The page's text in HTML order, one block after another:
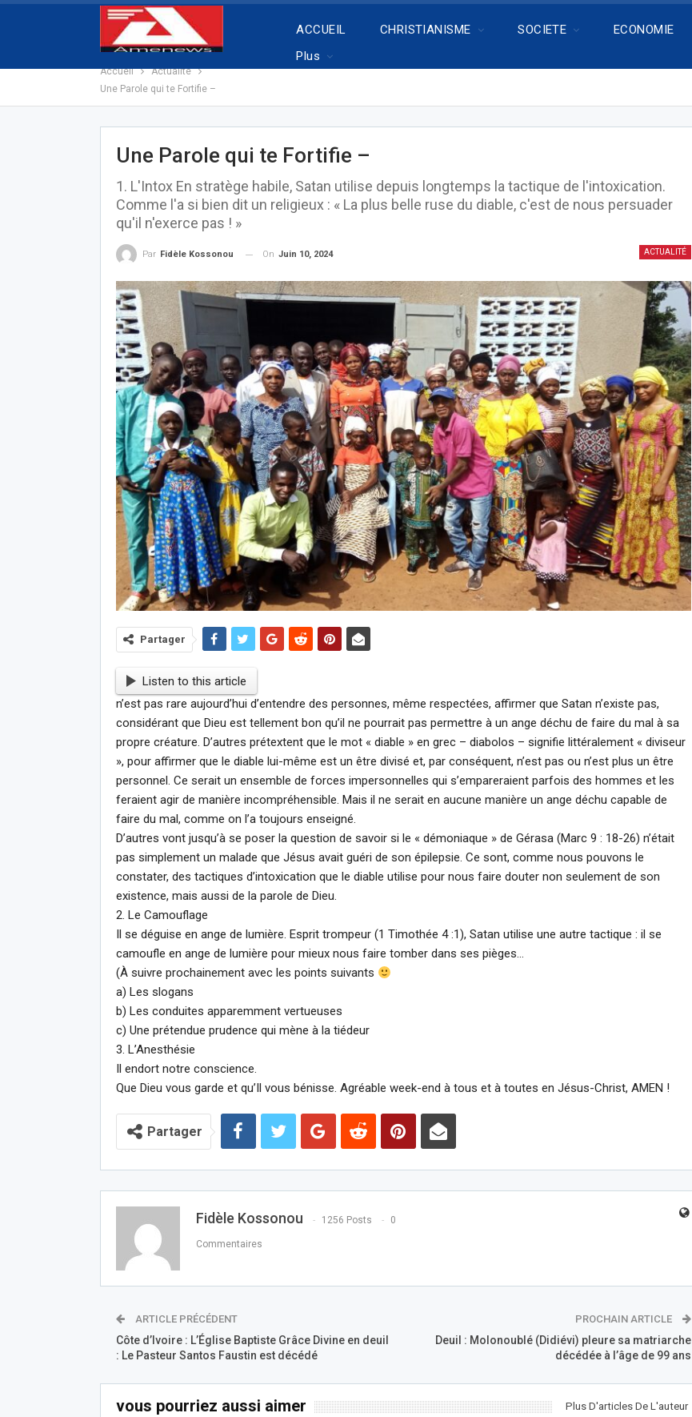
ACCUEIL CHRISTIANISME SOCIETE ECONOMIE
Plus
Accueil
Actualité
Une Parole qui te Fortifie –
Une Parole qui te Fortifie –
1. L'Intox En stratège habile, Satan utilise depuis longtemps la tactique de l'intoxication.
Comme l'a si bien dit un religieux : « La plus belle ruse du diable, c'est de nous persuader
qu'il n'exerce pas ! »
ACTUALITÉ
Par Fidèle Kossonou On Juin 10, 2024
Partager
Listen to this article
n’est pas rare aujourd’hui d’entendre des personnes, même respectées, affirmer que Satan n’existe pas,
considérant que Dieu est tellement bon qu’il ne pourrait pas permettre à un ange déchu de faire du mal à sa
propre créature. D’autres prétextent que le mot « diable » en grec – diabolos – signifie littéralement « diviseur
», pour affirmer que le diable lui-même est un être divisé et, par conséquent, n’est pas ou n’est plus un être
personnel. Ce serait un ensemble de forces impersonnelles qui s’empareraient parfois des hommes et les
feraient agir de manière incompréhensible. Mais il ne serait en aucune manière un ange déchu capable de
faire du mal, comme on l’a toujours enseigné.
D’autres vont jusqu’à se poser la question de savoir si le « démoniaque » de Gérasa (Marc 9 : 18-26) n’était
pas simplement un malade que Jésus avait guéri de son épilepsie. Ce sont, comme nous pouvons le
constater, des tactiques d’intoxication que le diable utilise pour nous faire douter non seulement de son
existence, mais aussi de la parole de Dieu.
2. Le Camouflage
Il se déguise en ange de lumière. Esprit trompeur (1 Timothée 4 :1), Satan utilise une autre tactique : il se
camoufle en ange de lumière pour mieux nous faire tomber dans ses pièges…
(À suivre prochainement avec les points suivants
a) Les slogans
b) Les conduites apparemment vertueuses
c) Une prétendue prudence qui mène à la tiédeur
3. L’Anesthésie
Il endort notre conscience.
Que Dieu vous garde et qu’Il vous bénisse. Agréable week-end à tous et à toutes en Jésus-Christ, AMEN !
Partager
Fidèle Kossonou 1256 Posts 0
Commentaires
ARTICLE PRÉCÉDENT
Côte d’Ivoire : L’Église Baptiste Grâce Divine en deuil
: Le Pasteur Santos Faustin est décédé
PROCHAIN ARTICLE
Deuil : Molonoublé (Didiévi) pleure sa matriarche
décédée à l’âge de 99 ans
vous pourriez aussi aimer Plus D'articles De L'auteur